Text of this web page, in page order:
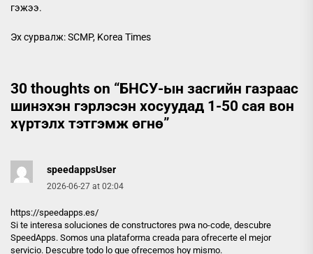
гэжээ.
Эх сурвалж: SCMP, Korea Times
30 thoughts on “БНСУ-ын засгийн газраас
шинэхэн гэрлэсэн хосуудад 1-50 сая вон
хүртэлх тэтгэмж өгнө”
speedappsUser
2026-06-27 at 02:04
https://speedapps.es/
Si te interesa soluciones de constructores pwa no-code, descubre
SpeedApps. Somos una plataforma creada para ofrecerte el mejor
servicio. Descubre todo lo que ofrecemos hoy mismo.